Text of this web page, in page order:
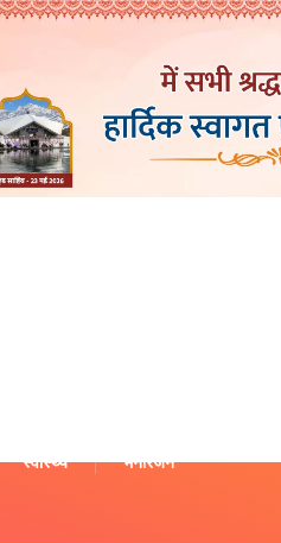
स्वास्थ्य मनोरंजन